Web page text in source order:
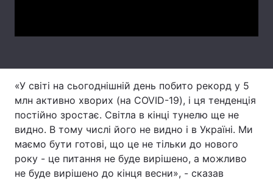
Тема оформлення
«У світі на сьогоднішній день побито рекорд у 5
млн активно хворих (на COVID-19), і ця тенденція
постійно зростає. Світла в кінці тунелю ще не
видно. В тому числі його не видно і в Україні. Ми
маємо бути готові, що це не тільки до нового
року - це питання не буде вирішено, а можливо
не буде вирішено до кінця весни», - сказав